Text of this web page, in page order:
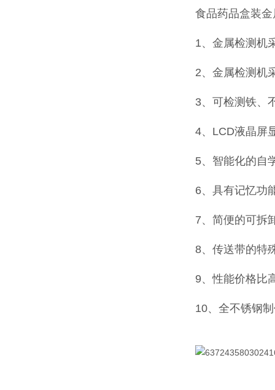
食品药品盒装
1、金属检测机
2、金属检测机
3、可检测铁、
4、LCD液晶屏
5、智能化的自
6、具有记忆功
7、简便的可拆
8、传送带的特
9、性能价格比
10、全不锈钢